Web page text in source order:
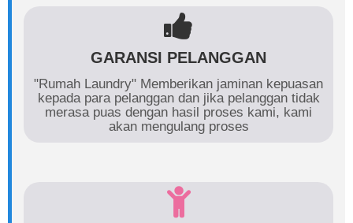
GARANSI PELANGGAN
"Rumah Laundry" Memberikan jaminan kepuasan
kepada para pelanggan dan jika pelanggan tidak
merasa puas dengan hasil proses kami, kami
akan mengulang proses